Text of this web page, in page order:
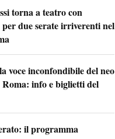
torna a teatro con
due serate irriverenti nel
voce inconfondibile del neo
info e biglietti del
il programma